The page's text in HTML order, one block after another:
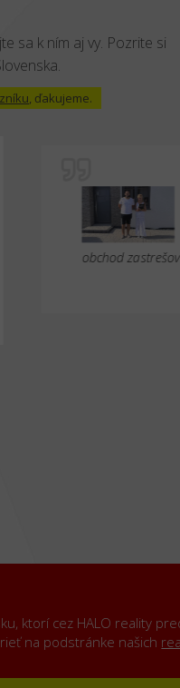
sa k ním aj vy. Pozrite si
, ďakujeme.
obchod
ktorí cez HALO reality
na podstránke našich